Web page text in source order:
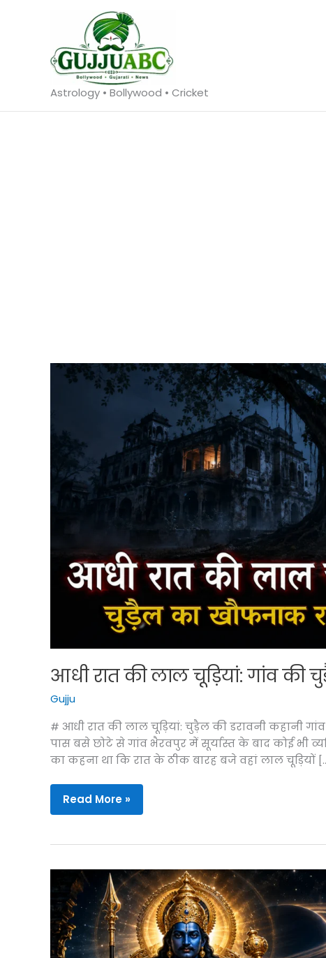
Astrology • Bollywood • Cricket
आधी रात की लाल चूड़ियां: गांव
Gujju
# आधी रात की लाल चूड़ियां: चुड़ैल की डरावनी कहानी
पास बसे छोटे से गांव भैरवपुर में सूर्यास्त के बाद कोई भी
का कहना था कि रात के ठीक बारह बजे वहां लाल चूड़ियों
आधी
रात
लाल
चूड़ियां:
गांव
की
चुड़ैल
का
खौफनाक
Read More »